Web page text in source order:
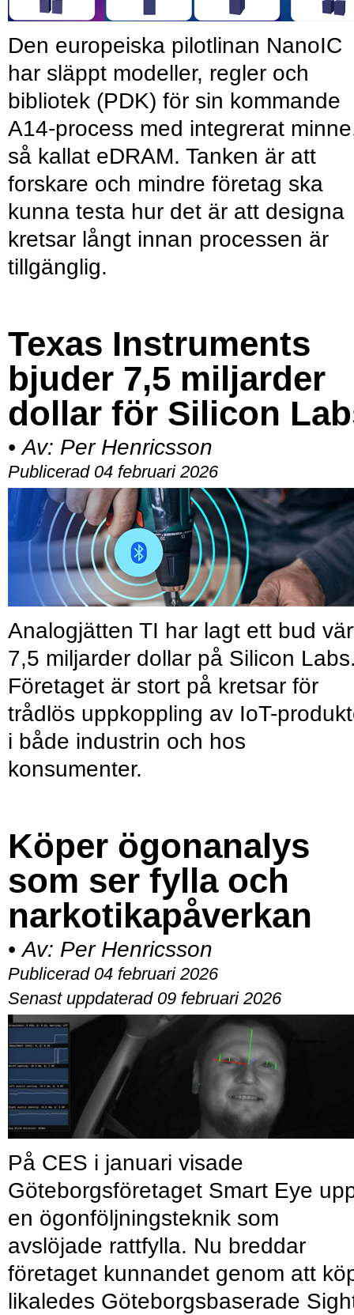
Den europeiska pilotlinan NanoIC
har släppt modeller, regler och
bibliotek (PDK) för sin kommande
A14-process med integrerat
så kallat eDRAM. Tanken är att
forskare och mindre företag ska
kunna testa hur det är att designa
kretsar långt innan processen är
tillgänglig.
Texas Instruments
bjuder 7,5 miljarder
dollar för Silicon
• Av: Per Henricsson
Publicerad 04 februari 2026
Analogjätten TI har lagt ett bud
7,5 miljarder dollar på Silicon
Företaget är stort på kretsar för
trådlös uppkoppling av IoT-
i både industrin och hos
konsumenter.
Köper ögonanalys
som ser fylla och
narkotikapåverkan
• Av: Per Henricsson
Publicerad 04 februari 2026
Senast uppdaterad 09 februari 2026
På CES i januari visade
Göteborgsföretaget Smart Eye
en ögonföljningsteknik som
avslöjade rattfylla. Nu breddar
företaget kunnandet genom att
likaledes Göteborgsbaserade